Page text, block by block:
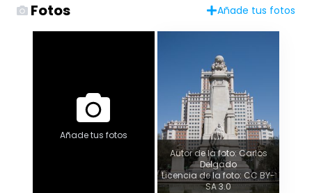
Fotos Añade tus fotos
Añade tus fotos
Autor de la foto: Carlos
Delgado
Licencia de la foto: CC BY-
SA 3.0